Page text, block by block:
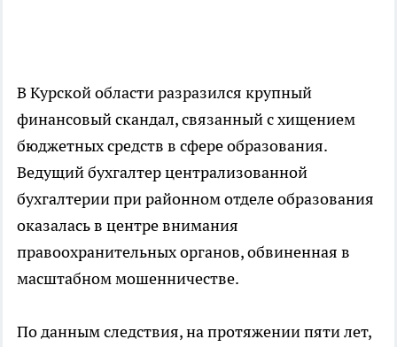
В Курской области разразился крупный
финансовый скандал, связанный с хищением
бюджетных средств в сфере образования.
Ведущий бухгалтер централизованной
бухгалтерии при районном отделе образования
оказалась в центре внимания
правоохранительных органов, обвиненная в
масштабном мошенничестве.
По данным следствия, на протяжении пяти лет,